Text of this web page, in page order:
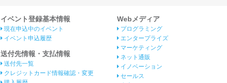
イベント登録基本情報
現在申込中のイベント
イベント申込履歴
送付先情報・支払情報
送付先一覧
クレジットカード情報確認・変更
Webメディア
プログラミング
エンタープライズ
マーケティング
ネット通販
イノベーション
セールス